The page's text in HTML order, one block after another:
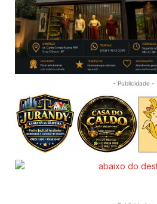
- Publicidade -